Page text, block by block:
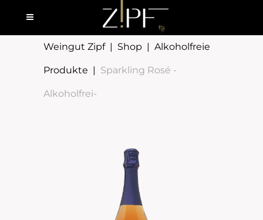
Weingut Zipf| Shop | Alkoholfreie
Produkte | Sparkling Rosé -
Alkoholfrei-